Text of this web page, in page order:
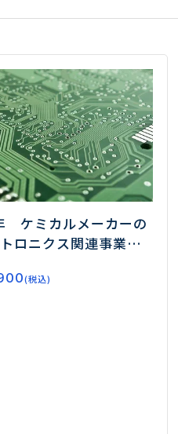
ケミカルメーカーの
ロニクス関連事業戦
の進化を支える―
(税込)